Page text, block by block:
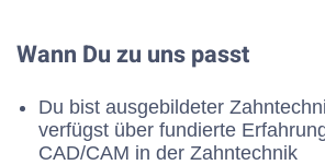
Wann Du zu uns passt
Du bist ausgebildeter
verfügst über fundierte
CAD/CAM in der Zahntechnik